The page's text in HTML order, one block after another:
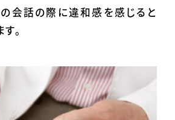
会話の際に違和感を感じると
。